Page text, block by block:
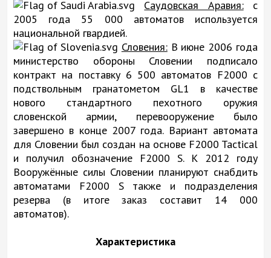
Саудовская Аравия:с
2005 года 55 000 автоматов используется
национальной гвардией.
Словения:В июне 2006 года
министерство обороны Словении подписало
контракт на поставку 6 500 автоматов F2000 с
подствольным гранатометом GL1 в качестве
нового стандартного пехотного оружия
словенской армии, перевооружение было
завершено в конце 2007 года. Вариант автомата
для Словении был создан на основе F2000 Tactical
и получил обозначение F2000 S. К 2012 году
Вооружённые силы Словении планируют снабдить
автоматами F2000 S также и подразделения
резерва (в итоге заказ составит 14 000
автоматов).
Характеристика